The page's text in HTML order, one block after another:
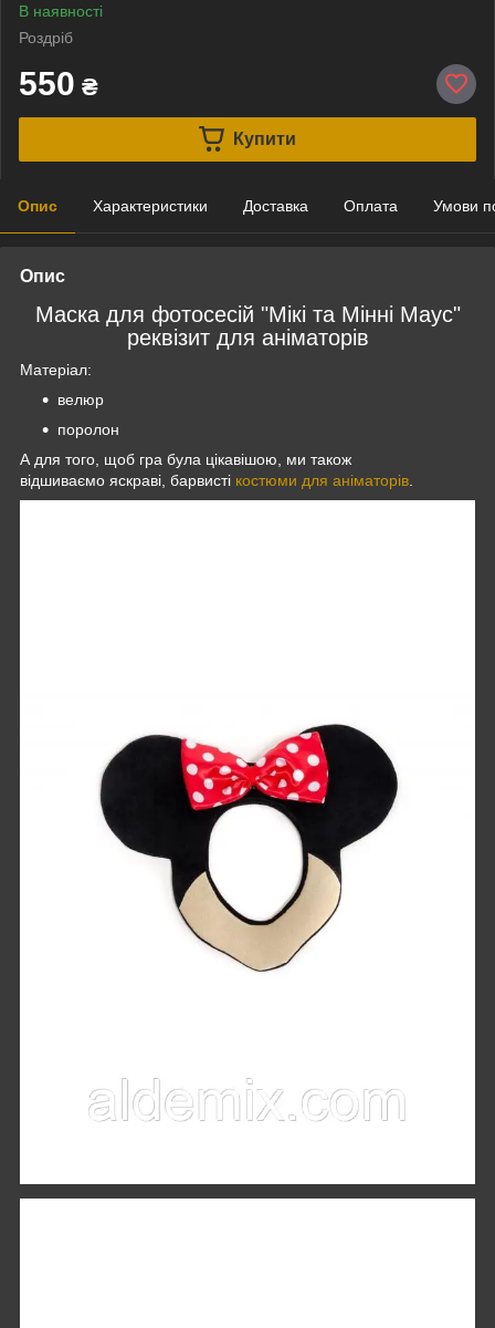
В наявності
Роздріб
550 ₴
Купити
Опис Характеристики Доставка Оплата Умови
Опис
Маска для фотосесій "Мікі та Мінні Маус"
реквізит для аніматорів
Матеріал:
велюр
поролон
А для того, щоб гра була цікавішою, ми також
відшиваємо яскраві, барвисті костюми для аніматорів